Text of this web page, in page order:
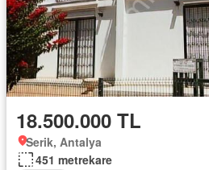
18.500.000 TL
Serik, Antalya
451 metrekare